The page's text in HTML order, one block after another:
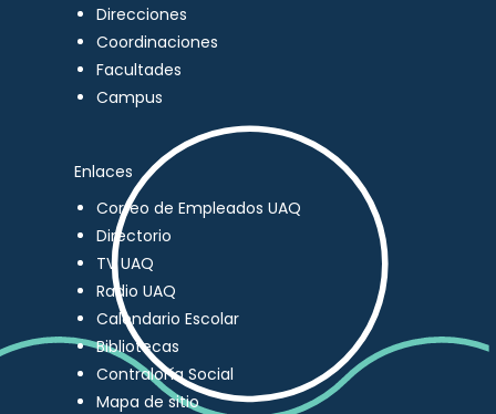
Direcciones
Coordinaciones
Facultades
Campus
Enlaces
Correo de Empleados UAQ
Directorio
TV UAQ
Radio UAQ
Calendario Escolar
Bibliotecas
Contraloría Social
Mapa de sitio